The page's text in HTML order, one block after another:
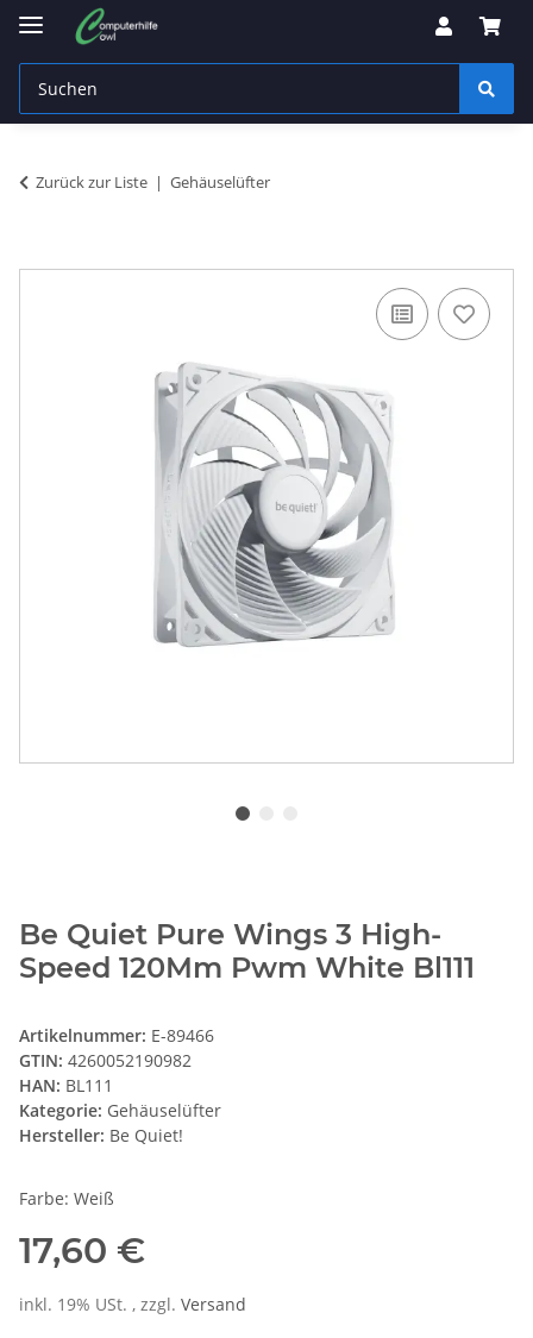
Zurück zur Liste Gehäuselüfter
Be Quiet Pure Wings 3 High-
Speed 120Mm Pwm White Bl111
Artikelnummer: E-89466
GTIN: 4260052190982
HAN: BL111
Kategorie: Gehäuselüfter
Hersteller: Be Quiet!
Farbe: Weiß
17,60 €
inkl. 19% USt. , zzgl. Versand